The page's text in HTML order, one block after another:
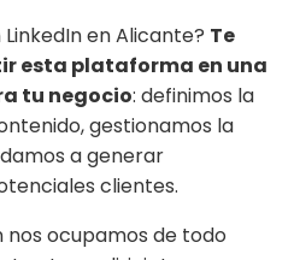
LinkedInen Alicante? Te
esta plataforma en una
tu negocio: definimos la
gestionamos la
a generar
clientes.
nos ocupamos de todo